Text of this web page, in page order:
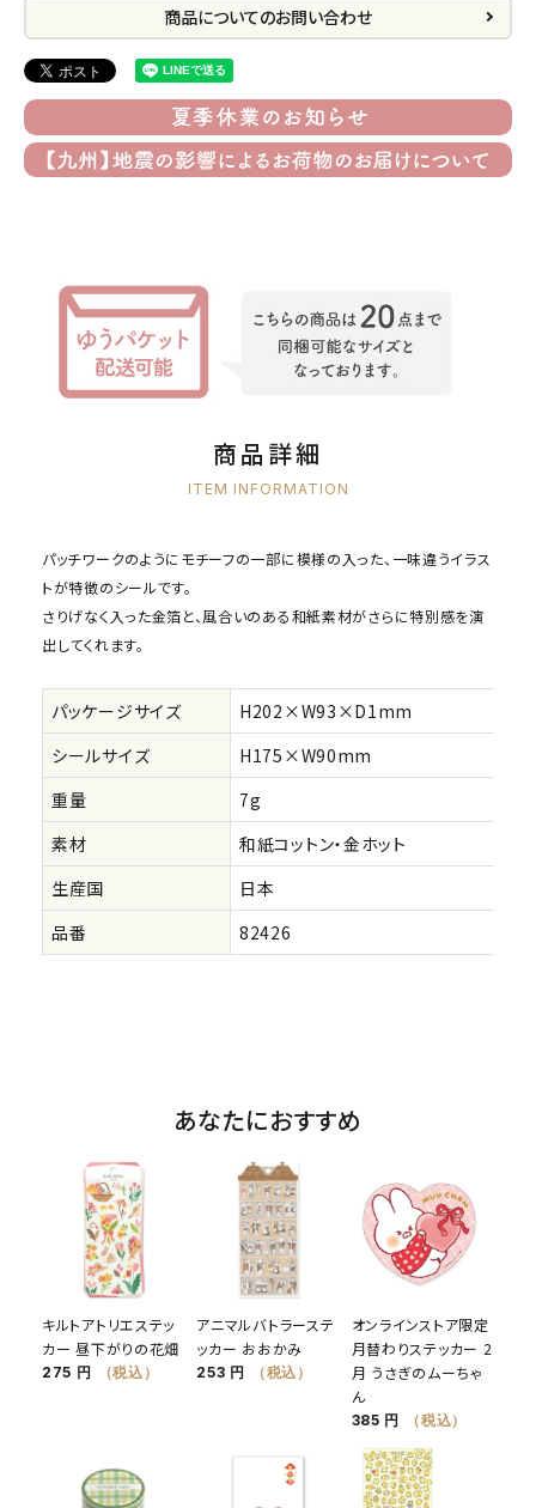
ACCOUNT MENU
ようこそ ゲスト 様
meeting_room ログイン person 会員登録
公式 デコ部 公式
商品についてのお問い合わせ
商品詳細
ITEM INFORMATION
パッチワークのようにモチーフの一部に模様の入った、一味違うイラス
トが特徴のシールです。
さりげなく入った金箔と、風合いのある和紙素材がさらに特別感を演
出してくれます。
パッケージサイズ
H202×W93×D1mm
シールサイズ
H175×W90mm
重量
7g
素材
和紙コットン・金ホット
生産国
日本
品番
82426
あなたにおすすめ
キルトアトリエステッ
カー 昼下がりの花畑
275 円 （税込）
アニマルバトラーステ
ッカー おおかみ
253 円 （税込）
オンラインストア限定
月替わりステッカー 2
月 うさぎのムーちゃ
ん
385 円 （税込）